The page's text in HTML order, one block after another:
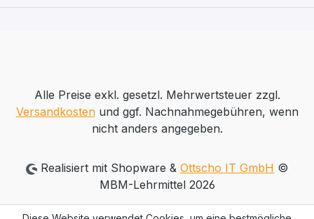
Alle Preise exkl. gesetzl. Mehrwertsteuer zzgl.
Versandkostenund ggf. Nachnahmegebühren, wenn
nicht anders angegeben.
Realisiert mit Shopware &Ottscho IT GmbH ©
MBM-Lehrmittel 2026